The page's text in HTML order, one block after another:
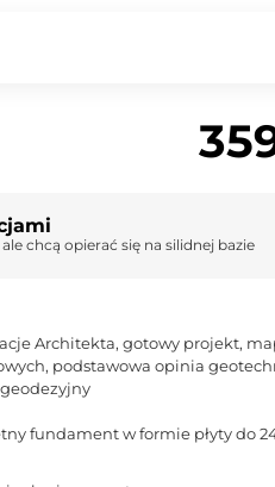
chcą opierać się na silidnej bazie
Architekta, gotowy projekt,
podstawowa opinia
fundament w formie płyty do